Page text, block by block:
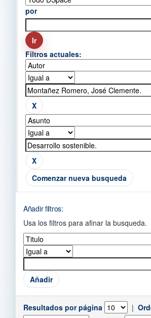
por
Filtros actuales:
Comenzar nueva busqueda
Añadir filtros:
Usa los filtros para afinar la busqueda.
Resultados por página |